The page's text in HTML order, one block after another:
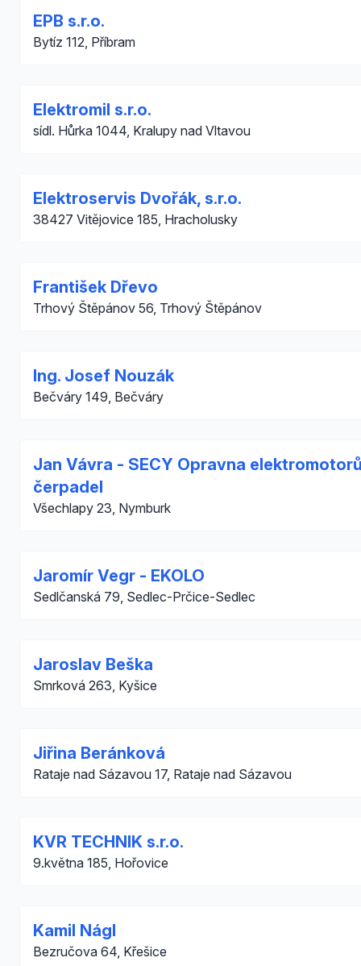
EPB s.r.o.
Bytíz 112, Příbram
Elektromil s.r.o.
sídl. Hůrka 1044, Kralupy nad Vltavou
Elektroservis Dvořák, s.r.o.
38427 Vitějovice 185, Hracholusky
František Dřevo
Trhový Štěpánov 56, Trhový Štěpánov
Ing. Josef Nouzák
Bečváry 149, Bečváry
Jan Vávra - SECY Opravna
čerpadel
Všechlapy 23, Nymburk
Jaromír Vegr - EKOLO
Sedlčanská 79, Sedlec-Prčice-Sedlec
Jaroslav Beška
Smrková 263, Kyšice
Jiřina Beránková
Rataje nad Sázavou 17, Rataje nad Sázavou
KVR TECHNIK s.r.o.
9.května 185, Hořovice
Kamil Nágl
Bezručova 64, Křešice